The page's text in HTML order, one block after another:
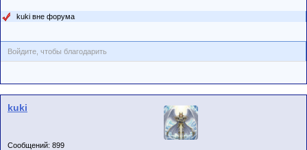
kuki вне форума
Войдите, чтобы благодарить
kuki
Сообщений: 899